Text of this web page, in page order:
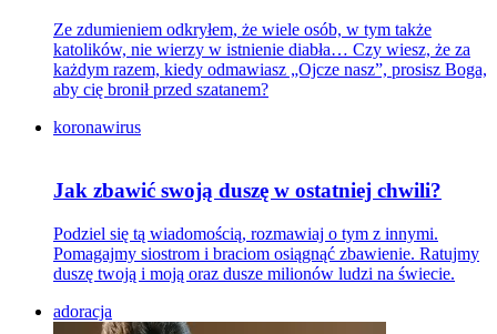
Ze zdumieniem odkryłem, że wiele osób, w tym także
katolików, nie wierzy w istnienie diabła… Czy wiesz, że za
każdym razem, kiedy odmawiasz „Ojcze nasz”, prosisz Boga,
aby cię bronił przed szatanem?
koronawirus
Jak zbawić swoją duszę w ostatniej chwili?
Podziel się tą wiadomością, rozmawiaj o tym z innymi.
Pomagajmy siostrom i braciom osiągnąć zbawienie. Ratujmy
duszę twoją i moją oraz dusze milionów ludzi na świecie.
adoracja